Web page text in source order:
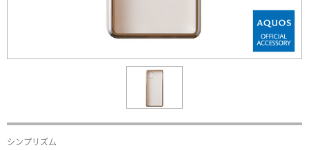
シンプリズム